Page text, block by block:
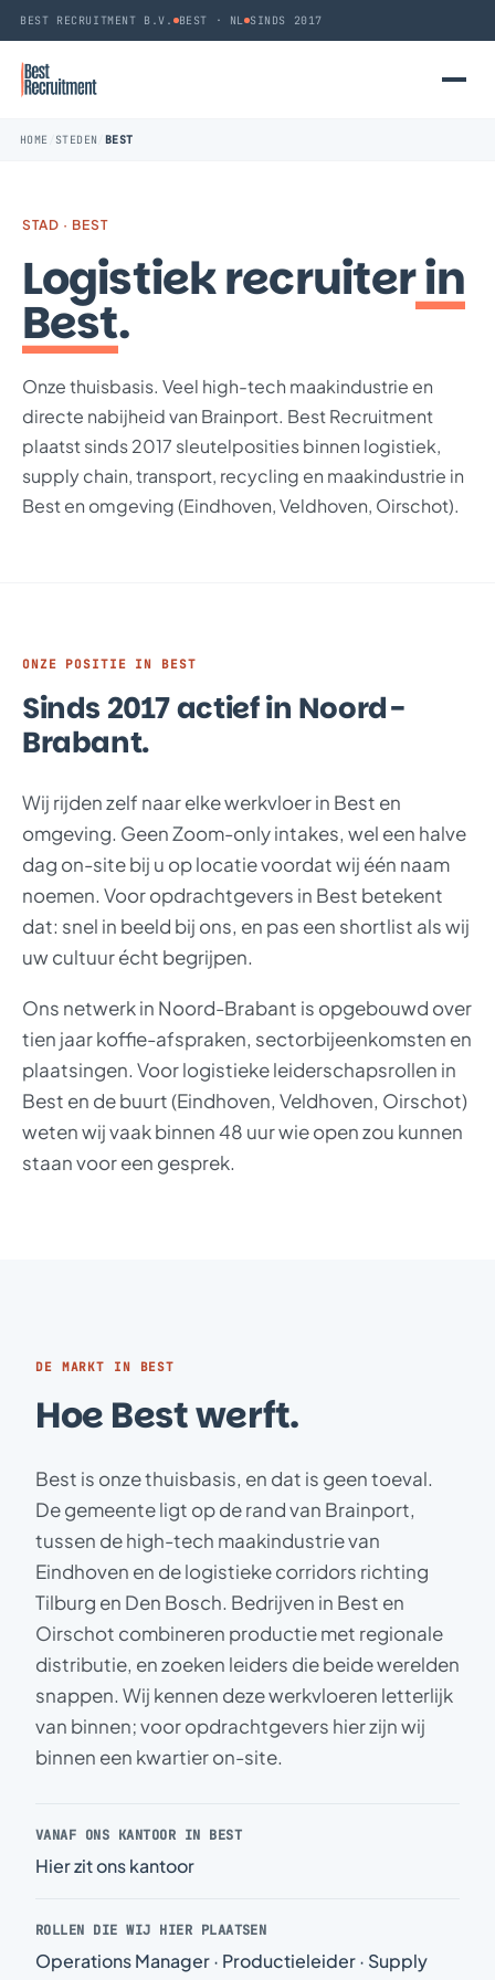
BEST RECRUITMENT B.V. BEST · NL SINDS 2017
HOME /STEDEN BEST
STAD · BEST
Logistiek recruiterin
Best.
Onze thuisbasis. Veel high-tech maakindustrie en
directe nabijheid van Brainport. Best Recruitment
plaatst sinds 2017 sleutelposities binnen logistiek,
supply chain, transport, recycling en maakindustrie in
Best en omgeving (Eindhoven, Veldhoven, Oirschot).
ONZE POSITIE IN BEST
Sinds 2017 actief in Noord-
Brabant.
Wij rijden zelf naar elke werkvloer in Best en
omgeving. Geen Zoom-only intakes, wel een halve
dag on-site bij u op locatie voordat wij één naam
noemen. Voor opdrachtgevers in Best betekent
dat: snel in beeld bij ons, en pas een shortlist als wij
uw cultuur écht begrijpen.
Ons netwerk in Noord-Brabant is opgebouwd over
tien jaar koffie-afspraken, sectorbijeenkomsten en
plaatsingen. Voor logistieke leiderschapsrollen in
Best en de buurt (Eindhoven, Veldhoven, Oirschot)
weten wij vaak binnen 48 uur wie open zou kunnen
staan voor een gesprek.
DE MARKT IN BEST
Hoe Best werft.
Best is onze thuisbasis, en dat is geen toeval.
De gemeente ligt op de rand van Brainport,
tussen de high-tech maakindustrie van
Eindhoven en de logistieke corridors richting
Tilburg en Den Bosch. Bedrijven in Best en
Oirschot combineren productie met regionale
distributie, en zoeken leiders die beide werelden
snappen. Wij kennen deze werkvloeren letterlijk
van binnen; voor opdrachtgevers hier zijn wij
binnen een kwartier on-site.
VANAF ONS KANTOOR IN BEST
Hier zit ons kantoor
ROLLEN DIE WIJ HIER PLAATSEN
Operations Manager · Productieleider · Supply